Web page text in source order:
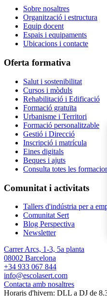
Sobre nosaltres
Organització i estructura
Equip docent
Espais i equipaments
Ubicacions i contacte
Oferta formativa
Salut i sostenibilitat
Cursos i mòduls
Rehabilitació i Edificació
Formació gratuïta
Urbanisme i Territori
Formació personalitzable
Gestió i Direcció
Inscripció i matrícula
Eines digitals
Beques i ajuts
Consulta totes les
Comunitat i activitats
Tallers d'indústria per a
Comunitat Sert
Blog Perspectiva
Newsletter
Carrer Arcs, 1-3, 5a planta
08002 Barcelona
+34 933 067 844
info@escolasert.com
Contacta amb nosaltres
Horaris d'hivern: DLL a DJ de